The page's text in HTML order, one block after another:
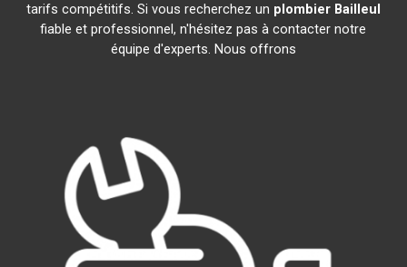
tarifs compétitifs. Si vous recherchez un plombier Bailleul
fiable et professionnel, n'hésitez pas à contacter notre
équipe d'experts. Nous offrons